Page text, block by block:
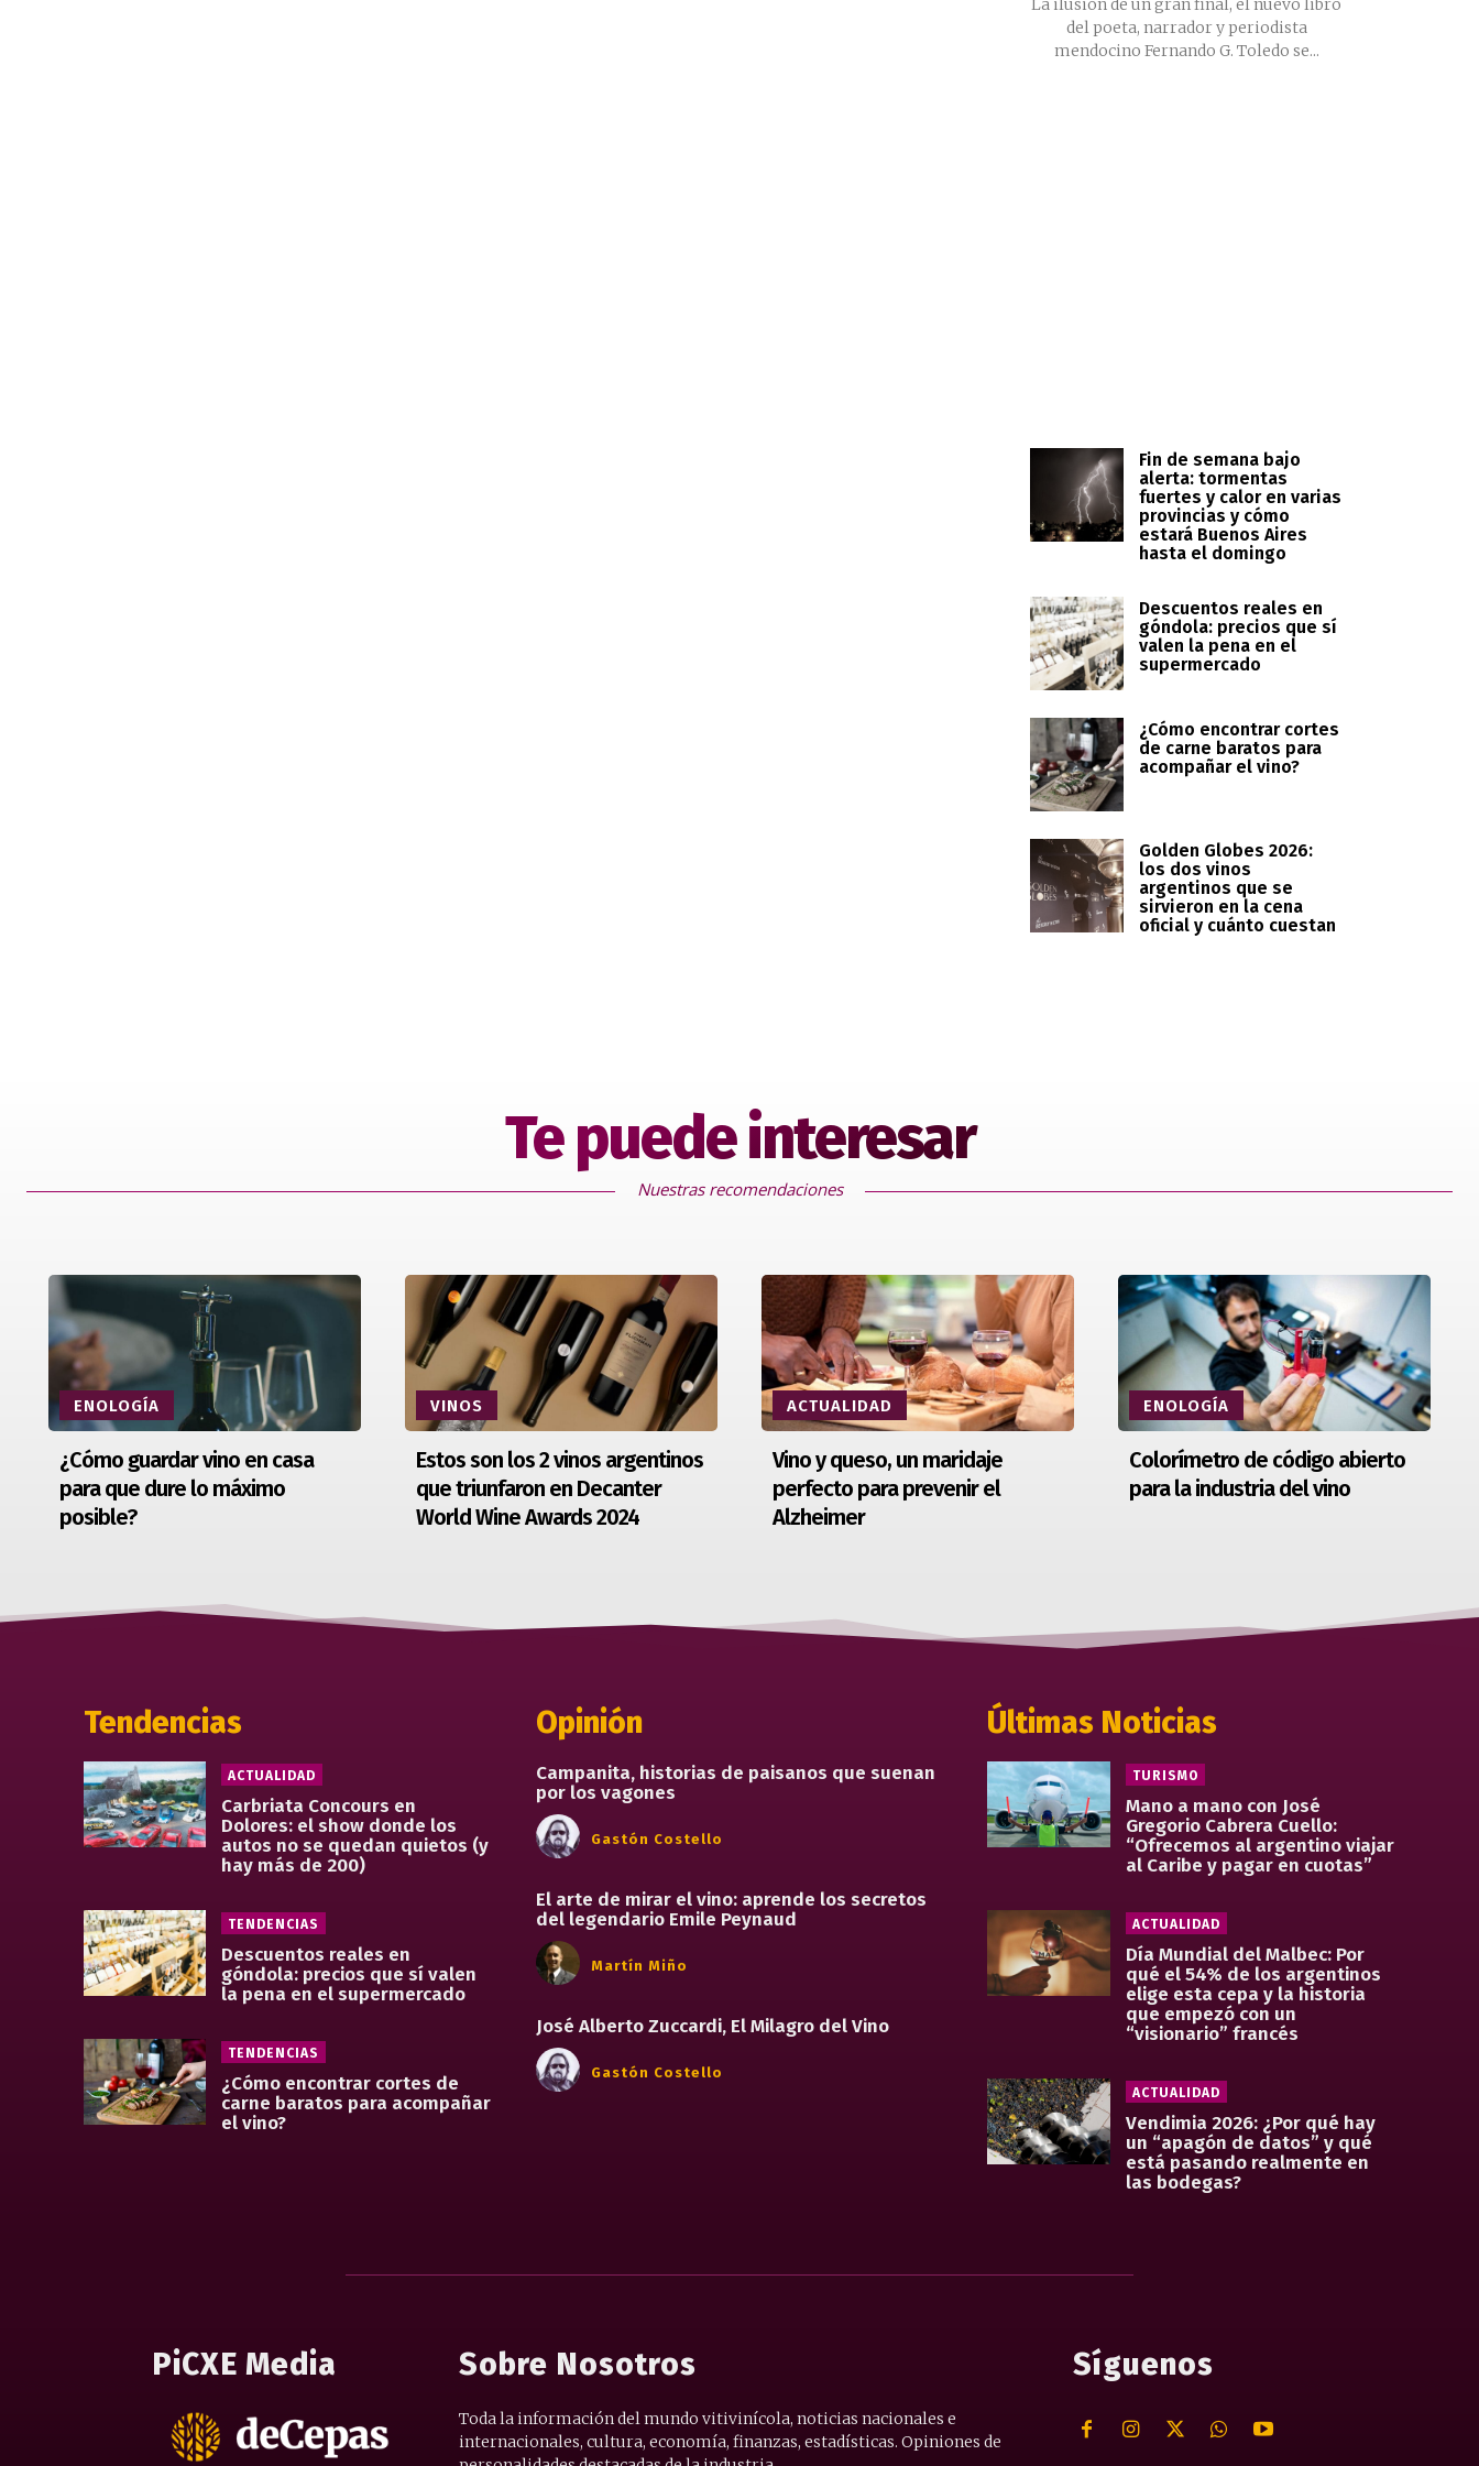
La ilusión de un gran final, el nuevo libro
del poeta, narrador y periodista
mendocino Fernando G. Toledo se...
Fin de semana bajo
alerta: tormentas
fuertes y calor en varias
provincias y cómo
estará Buenos Aires
hasta el domingo
Descuentos reales en
góndola: precios que sí
valen la pena en el
supermercado
¿Cómo encontrar cortes
de carne baratos para
acompañar el vino?
Golden Globes 2026:
los dos vinos
argentinos que se
sirvieron en la cena
oficial y cuánto cuestan
Te puede interesar
Nuestras recomendaciones
ENOLOGÍA
¿Cómo guardar vino en casa
para que dure lo máximo
posible?
VINOS
Estos son los 2 vinos argentinos
que triunfaron en Decanter
World Wine Awards 2024
ACTUALIDAD
Vino y queso, un maridaje
perfecto para prevenir el
Alzheimer
ENOLOGÍA
Colorímetro de código abierto
para la industria del vino
Tendencias
ACTUALIDAD
Carbriata Concours en
Dolores: el show donde los
autos no se quedan quietos (y
hay más de 200)
TENDENCIAS
Descuentos reales en
góndola: precios que sí valen
la pena en el supermercado
TENDENCIAS
¿Cómo encontrar cortes de
carne baratos para acompañar
el vino?
Opinión
Campanita, historias de paisanos que suenan
por los vagones
Gastón Costello
El arte de mirar el vino: aprende los secretos
del legendario Emile Peynaud
Martín Miño
José Alberto Zuccardi, El Milagro del Vino
Gastón Costello
Últimas Noticias
TURISMO
Mano a mano con José
Gregorio Cabrera Cuello:
“Ofrecemos al argentino viajar
al Caribe y pagar en cuotas”
ACTUALIDAD
Día Mundial del Malbec: Por
qué el 54% de los argentinos
elige esta cepa y la historia
que empezó con un
“visionario” francés
ACTUALIDAD
Vendimia 2026: ¿Por qué hay
un “apagón de datos” y qué
está pasando realmente en
las bodegas?
PiCXE Media Sobre Nosotros
Toda la información del mundo vitivinícola, noticias nacionales e
internacionales, cultura, economía, finanzas, estadísticas. Opiniones de
Síguenos